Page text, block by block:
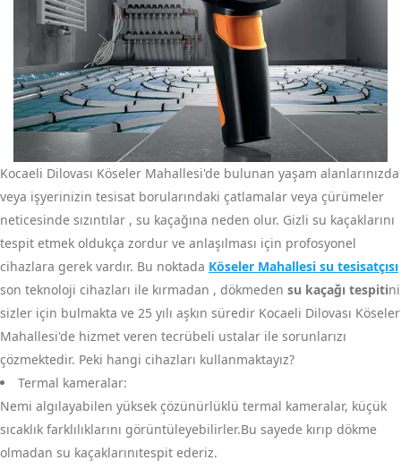
Kocaeli Dilovası Köseler Mahallesi'de bulunan yaşam alanlarınızda
veya işyerinizin tesisat borularındaki çatlamalar veya çürümeler
neticesinde sızıntılar , su kaçağına neden olur. Gizli su kaçaklarını
tespit etmek oldukça zordur ve anlaşılması için profosyonel
cihazlara gerek vardır. Bu noktada Köseler Mahallesi su tesisatçısı
son teknoloji cihazları ile kırmadan , dökmeden su kaçağı tespitini
sizler için bulmakta ve 25 yılı aşkın süredir Kocaeli Dilovası Köseler
Mahallesi'de hizmet veren tecrübeli ustalar ile sorunlarızı
çözmektedir. Peki hangi cihazları kullanmaktayız?
Termal kameralar:
Nemi algılayabilen yüksek çözünürlüklü termal kameralar, küçük
sıcaklık farklılıklarını görüntüleyebilirler.Bu sayede kırıp dökme
olmadan su kaçaklarınıtespit ederiz.